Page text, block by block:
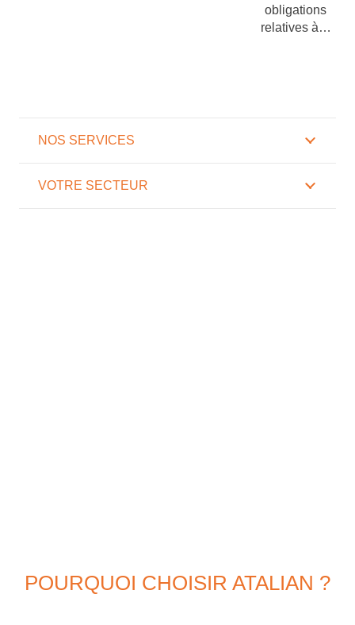
obligations
relatives à…
NOS SERVICES
VOTRE SECTEUR
POURQUOI CHOISIR ATALIAN ?